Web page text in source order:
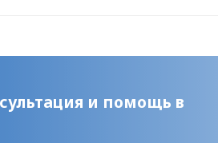
и помощь в